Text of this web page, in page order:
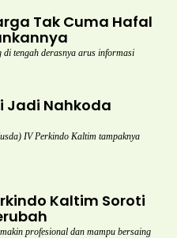
Tak Cuma Hafal
di tengah derasnya arus informasi
Jadi Nahkoda
IV Perkindo Kaltim tampaknya
Kaltim Soroti
profesional dan mampu bersaing